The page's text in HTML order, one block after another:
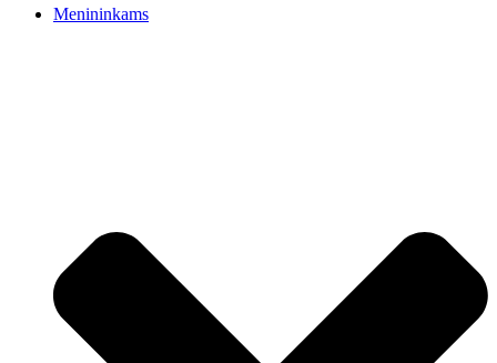
Menininkams